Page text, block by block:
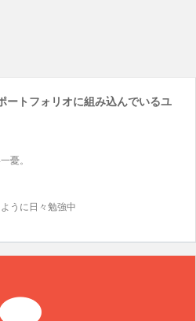
ートフォリオに組み込んでいるユ
憂。
うに日々勉強中